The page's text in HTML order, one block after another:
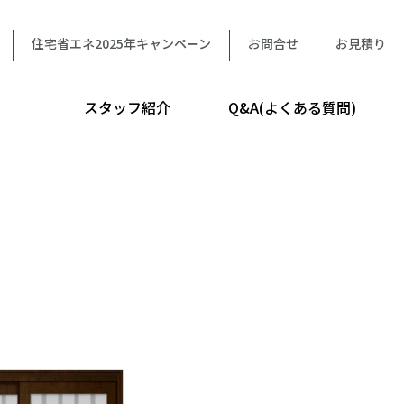
住宅省エネ2025年キャンペーン お問合せ お見積り
スタッフ紹介 Q&A(よくある質問)